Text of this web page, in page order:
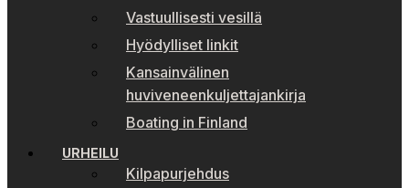
Vastuullisesti vesillä
Hyödylliset linkit
Kansainvälinen
huviveneenkuljettajankirja
Boating in Finland
URHEILU
Kilpapurjehdus